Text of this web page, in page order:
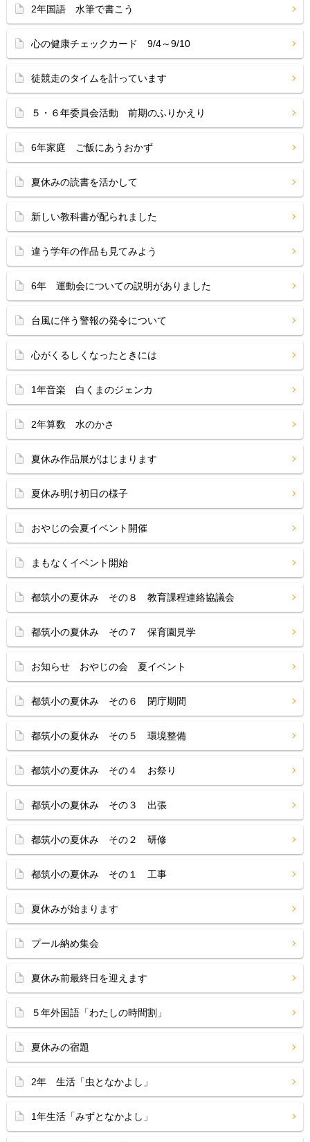
2年国語 水筆で書こう
心の健康チェックカード 9/4～9/10
徒競走のタイムを計っています
５・６年委員会活動 前期のふりかえり
6年家庭 ご飯にあうおかず
夏休みの読書を活かして
新しい教科書が配られました
違う学年の作品も見てみよう
6年 運動会についての説明がありました
台風に伴う警報の発令について
心がくるしくなったときには
1年音楽 白くまのジェンカ
2年算数 水のかさ
夏休み作品展がはじまります
夏休み明け初日の様子
おやじの会夏イベント開催
まもなくイベント開始
都筑小の夏休み その８ 教育課程連絡協議会
都筑小の夏休み その７ 保育園見学
お知らせ おやじの会 夏イベント
都筑小の夏休み その６ 閉庁期間
都筑小の夏休み その５ 環境整備
都筑小の夏休み その４ お祭り
都筑小の夏休み その３ 出張
都筑小の夏休み その２ 研修
都筑小の夏休み その１ 工事
夏休みが始まります
プール納め集会
夏休み前最終日を迎えます
５年外国語「わたしの時間割」
夏休みの宿題
2年 生活「虫となかよし」
1年生活「みずとなかよし」